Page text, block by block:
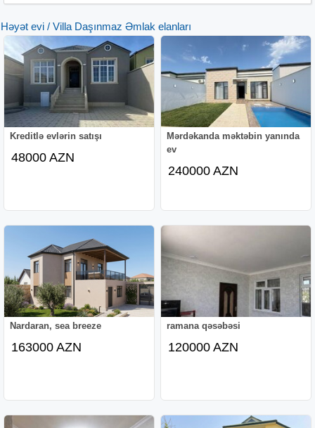
Həyət evi / Villa Daşınmaz Əmlak elanları
Kreditlə evlərin satışı
48000 AZN
Mərdəkanda məktəbin yanında
ev
240000 AZN
Nardaran, sea breeze
163000 AZN
ramana qəsəbəsi
120000 AZN